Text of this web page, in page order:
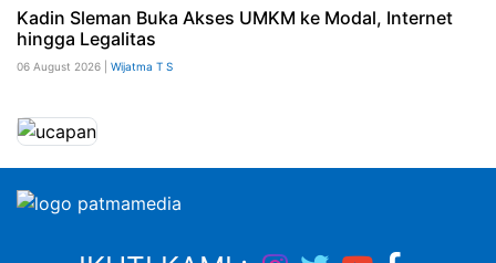
Kadin Sleman Buka Akses UMKM ke Modal, Internet
hingga Legalitas
06 August 2026 | Wijatma T S